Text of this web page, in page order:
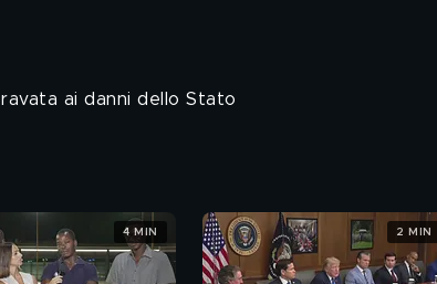
ai danni dello Stato
4 MIN 2 MIN